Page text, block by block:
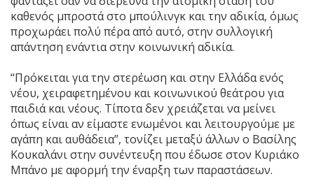
καθενός μπροστά στο μπούλινγκ και την αδικία, όμως
προχωράει πολύ πέρα από αυτό, στην συλλογική
απάντηση ενάντια στην κοινωνική αδικία.
“Πρόκειται για την στερέωση και στην Ελλάδα ενός
νέου, χειραφετημένου και κοινωνικού θεάτρου για
παιδιά και νέους. Τίποτα δεν χρειάζεται να μείνει
όπως είναι αν είμαστε ενωμένοι και λειτουργούμε με
αγάπη και αυθάδεια”, τονίζει μεταξύ άλλων ο Βασίλης
Κουκαλάνι στην συνέντευξη που έδωσε στον Κυριάκο
Μπάνο με αφορμή την έναρξη των παραστάσεων.